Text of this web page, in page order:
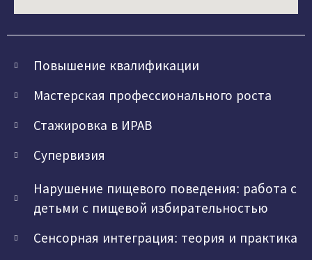
Повышение квалификации
Мастерская профессионального роста
Стажировка в ИРАВ
Супервизия
Нарушение пищевого поведения: работа с
детьми с пищевой избирательностью
Сенсорная интеграция: теория и практика